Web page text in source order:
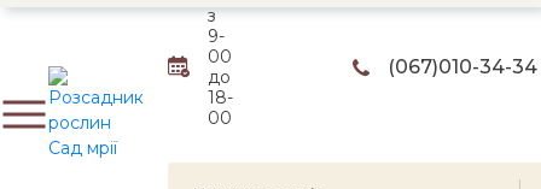
з
9-
00
до
18-
00
(067)010-34-34